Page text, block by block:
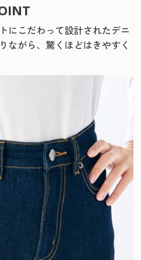
にこだわって設計されたデニ
ながら、驚くほどはきやすく